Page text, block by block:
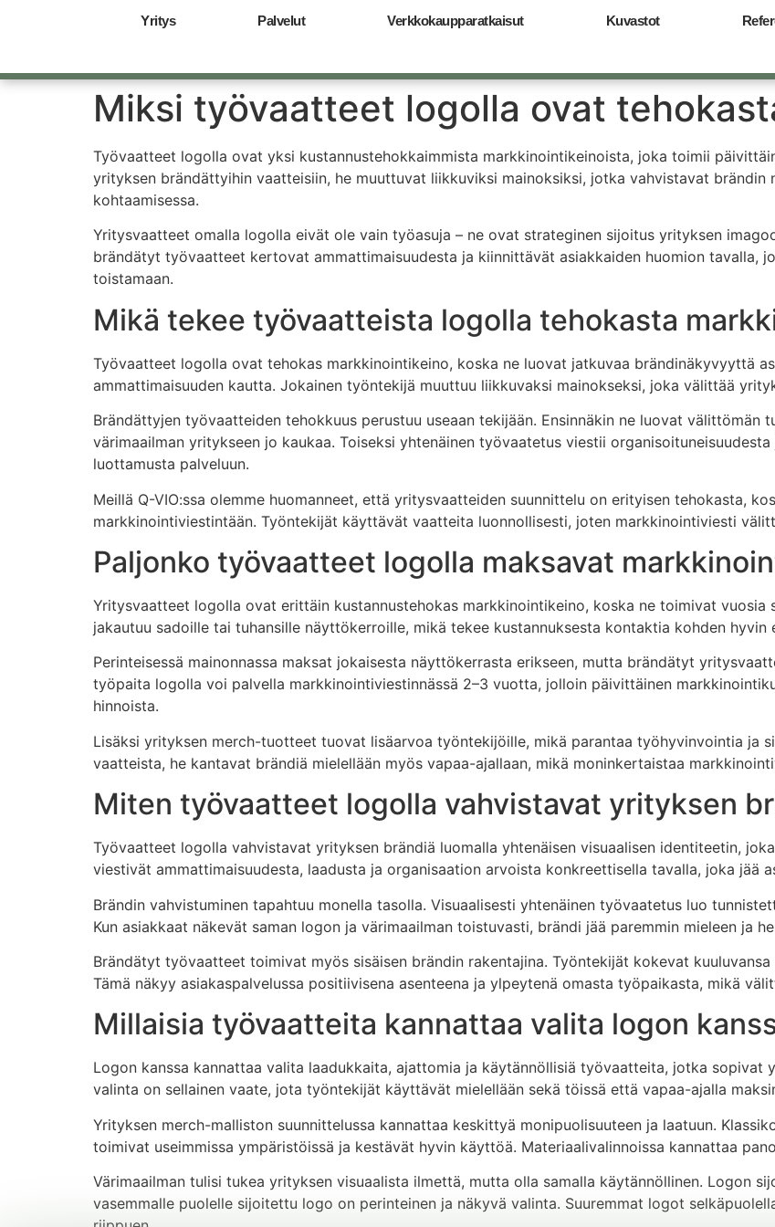
Yritys Palvelut Verkkokaupparatkaisut Kuvastot
Miksi työvaatteet logolla ovat
Työvaatteet logolla ovat yksi kustannustehokkaimmista markkinointikeinoista, joka toimii
yrityksen brändättyihin vaatteisiin, he muuttuvat liikkuviksi mainoksiksi, jotka vahvistavat
kohtaamisessa.
Yritysvaatteet omalla logolla eivät ole vain työasuja – ne ovat strateginen sijoitus yrityksen
brändätyt työvaatteet kertovat ammattimaisuudesta ja kiinnittävät asiakkaiden huomion tavalla,
toistamaan.
Mikä tekee työvaatteista logolla tehokasta
Työvaatteet logolla ovat tehokas markkinointikeino, koska ne luovat jatkuvaa brändinäkyvyyttä
ammattimaisuuden kautta. Jokainen työntekijä muuttuu liikkuvaksi mainokseksi, joka välittää
Brändättyjen työvaatteiden tehokkuus perustuu useaan tekijään. Ensinnäkin ne luovat välittömän
värimaailman yritykseen jo kaukaa. Toiseksi yhtenäinen työvaatetus viestii
luottamusta palveluun.
Meillä Q-VIO:ssa olemme huomanneet, että yritysvaatteiden suunnittelu on erityisen tehokasta,
markkinointiviestintään. Työntekijät käyttävät vaatteita luonnollisesti, joten markkinointiviesti
Paljonko työvaatteet logolla maksavat
Yritysvaatteet logolla ovat erittäin kustannustehokas markkinointikeino, koska ne toimivat vuosia
jakautuu sadoille tai tuhansille näyttökerroille, mikä tekee kustannuksesta kontaktia kohden
Perinteisessä mainonnassa maksat jokaisesta näyttökerrasta erikseen, mutta brändätyt
työpaita logolla voi palvella markkinointiviestinnässä 2–3 vuotta, jolloin päivittäinen
hinnoista.
Lisäksi yrityksen merch-tuotteet tuovat lisäarvoa työntekijöille, mikä parantaa työhyvinvointia ja
vaatteista, he kantavat brändiä mielellään myös vapaa-ajallaan, mikä moninkertaistaa
Miten työvaatteet logolla vahvistavat yrityksen
Työvaatteet logolla vahvistavat yrityksen brändiä luomalla yhtenäisen visuaalisen identiteetin,
viestivät ammattimaisuudesta, laadusta ja organisaation arvoista konkreettisella tavalla, joka jää
Brändin vahvistuminen tapahtuu monella tasolla. Visuaalisesti yhtenäinen työvaatetus luo
Kun asiakkaat näkevät saman logon ja värimaailman toistuvasti, brändi jää paremmin mieleen ja
Brändätyt työvaatteet toimivat myös sisäisen brändin rakentajina. Työntekijät kokevat
Tämä näkyy asiakaspalvelussa positiivisena asenteena ja ylpeytenä omasta työpaikasta, mikä
Millaisia työvaatteita kannattaa valita logon
Logon kanssa kannattaa valita laadukkaita, ajattomia ja käytännöllisiä työvaatteita, jotka sopivat
valinta on sellainen vaate, jota työntekijät käyttävät mielellään sekä töissä että vapaa-ajalla
Yrityksen merch-malliston suunnittelussa kannattaa keskittyä monipuolisuuteen ja laatuun.
toimivat useimmissa ympäristöissä ja kestävät hyvin käyttöä. Materiaalivalinnoissa kannattaa
Värimaailman tulisi tukea yrityksen visuaalista ilmettä, mutta olla samalla käytännöllinen. Logon
vasemmalle puolelle sijoitettu logo on perinteinen ja näkyvä valinta. Suuremmat logot